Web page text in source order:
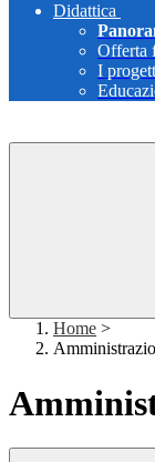
Didattica
Offerta
I
Home >